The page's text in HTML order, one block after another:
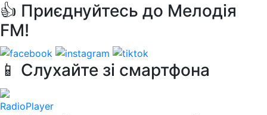
👍 Приєднуйтесь до Мелодія
FM!
📱 Слухайте зі смартфона
RadioPlayer